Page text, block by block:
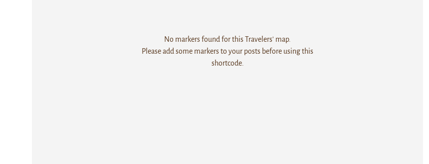
No markers found for this Travelers' map.
Please add some markers to your posts before using this
shortcode.